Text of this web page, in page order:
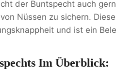
der Buntspecht auch
Nüssen zu sichern.
und ist ein
Im Überblick: